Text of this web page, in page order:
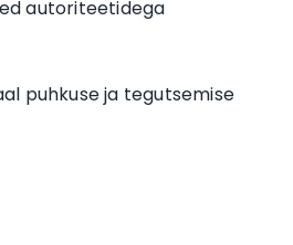
autoriteetidega
puhkuse ja tegutsemise